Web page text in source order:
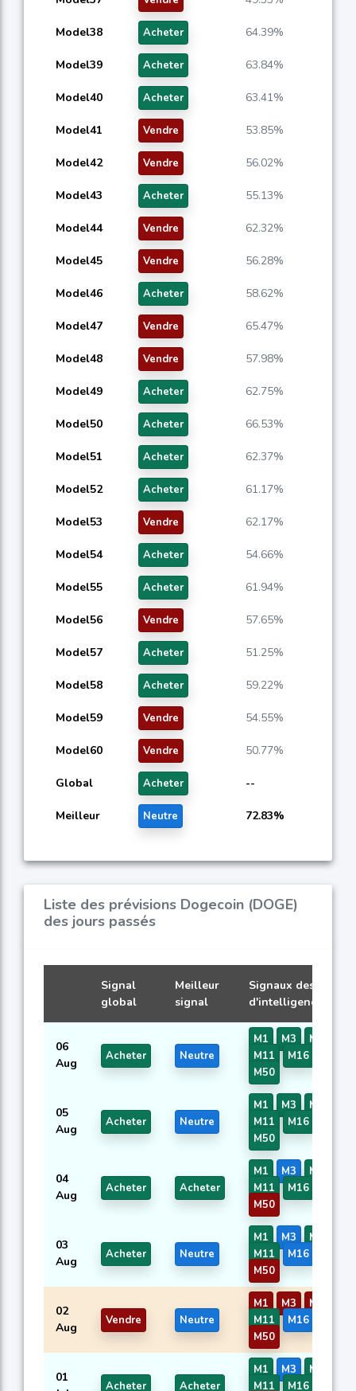
Model38 Acheter 64.39%
Model39 Acheter 63.84%
Model40 Acheter 63.41%
Model41 Vendre 53.85%
Model42 Vendre 56.02%
Model43 Acheter 55.13%
Model44 Vendre 62.32%
Model45 Vendre 56.28%
Model46 Acheter 58.62%
Model47 Vendre 65.47%
Model48 Vendre 57.98%
Model49 Acheter 62.75%
Model50 Acheter 66.53%
Model51 Acheter 62.37%
Model52 Acheter 61.17%
Model53 Vendre 62.17%
Model54 Acheter 54.66%
Model55 Acheter 61.94%
Model56 Vendre 57.65%
Model57 Acheter 51.25%
Model58 Acheter 59.22%
Model59 Vendre 54.55%
Model60 Vendre 50.77%
Global Acheter --
Meilleur Neutre 72.83%
Liste des prévisions Dogecoin (DOGE)
des jours passés
Signal
global
Meilleur
signal
Signaux des
d'intelligence
06
Aug
Acheter Neutre
M1 M3 M5
M11
M16
M50
05
Aug
Acheter Neutre
M1 M3 M5
M11
M16
M50
04
Aug
Acheter Acheter
M1 M3 M5
M11
M16
M50
03
Aug
Acheter Neutre
M1 M3 M5
M11
M16
M50
02
Aug
Vendre Neutre
M1 M3 M5
M11
M16
M50
01
Acheter Acheter
M1 M3 M5
M11
M16